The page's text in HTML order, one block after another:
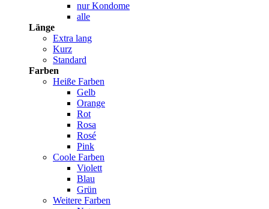
nur Kondome
alle
Länge
Extra lang
Kurz
Standard
Farben
Heiße Farben
Gelb
Orange
Rot
Rosa
Rosé
Pink
Coole Farben
Violett
Blau
Grün
Weitere Farben